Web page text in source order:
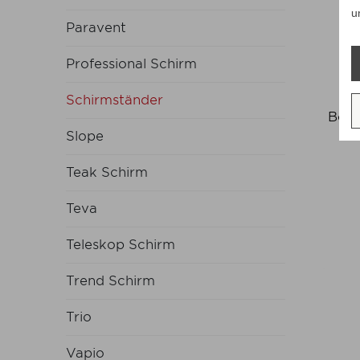
Paravent
Professional Schirm
Schirmständer
Slope
Teak Schirm
Teva
Teleskop Schirm
Trend Schirm
Trio
Vapio